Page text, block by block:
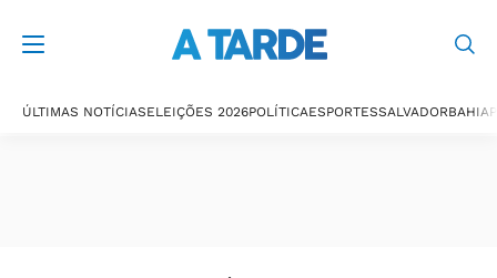
ÚLTIMAS NOTÍCIASELEIÇÕES 2026POLÍTICAESPORTESSALVADORBAHIA